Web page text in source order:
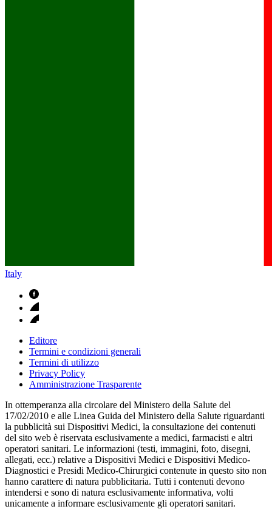
Italy
Editore
Termini e condizioni generali
Termini di utilizzo
Privacy Policy
Amministrazione Trasparente
In ottemperanza alla circolare del Ministero della Salute del
17/02/2010 e alle Linea Guida del Ministero della Salute riguardanti
la pubblicità sui Dispositivi Medici, la consultazione dei contenuti
del sito web è riservata esclusivamente a medici, farmacisti e altri
operatori sanitari. Le informazioni (testi, immagini, foto, disegni,
allegati, ecc.) relative a Dispositivi Medici e Dispositivi Medico-
Diagnostici e Presidi Medico-Chirurgici contenute in questo sito non
hanno carattere di natura pubblicitaria. Tutti i contenuti devono
intendersi e sono di natura esclusivamente informativa, volti
unicamente a informare esclusivamente gli operatori sanitari.